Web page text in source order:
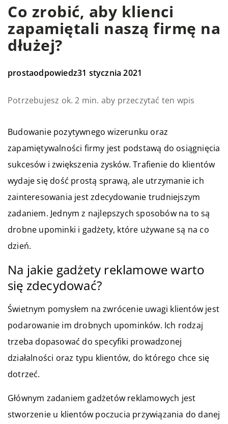
Co zrobić, aby klienci
zapamiętali naszą firmę na
dłużej?
prostaodpowiedz31 stycznia 2021
Potrzebujesz ok. 2 min. aby przeczytać ten wpis
Budowanie pozytywnego wizerunku oraz
zapamiętywalności firmy jest podstawą do osiągnięcia
sukcesów i zwiększenia zysków. Trafienie do klientów
wydaje się dość prostą sprawą, ale utrzymanie ich
zainteresowania jest zdecydowanie trudniejszym
zadaniem. Jednym z najlepszych sposobów na to są
drobne upominki i gadżety, które używane są na co
dzień.
Na jakie gadżety reklamowe warto
się zdecydować?
Świetnym pomysłem na zwrócenie uwagi klientów jest
podarowanie im drobnych upominków. Ich rodzaj
trzeba dopasować do specyfiki prowadzonej
działalności oraz typu klientów, do którego chce się
dotrzeć.
Głównym zadaniem gadżetów reklamowych jest
stworzenie u klientów poczucia przywiązania do danej